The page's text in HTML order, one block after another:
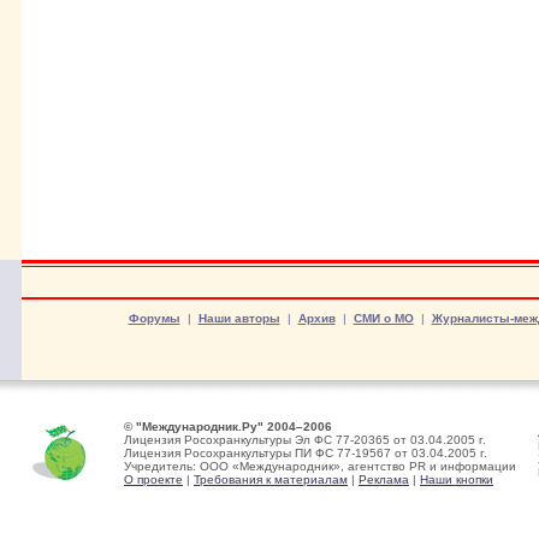
Форумы | Наши авторы | Архив| СМИ о МО| Журналисты-
© "Международник.Ру" 2004–2006
Лицензия Росохранкультуры Эл ФС 77-20365 от 03.04.2005 г.
Лицензия Росохранкультуры ПИ ФС 77-19567 от 03.04.2005 г.
Учредитель: ООО «Международник», агентство PR и информации
О проекте | Требования к материалам | Реклама | Наши кнопки